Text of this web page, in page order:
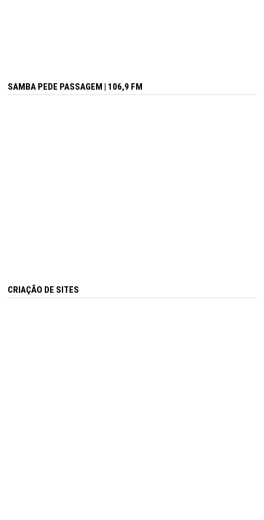
SAMBA PEDE PASSAGEM | 106,9 FM
CRIAÇÃO DE SITES